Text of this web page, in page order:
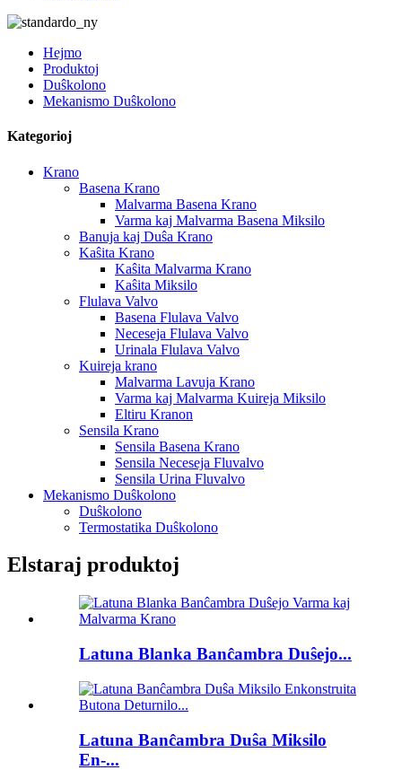
Hejmo
Produktoj
Duŝkolono
Mekanismo Duŝkolono
Kategorioj
Krano
Basena Krano
Malvarma Basena Krano
Varma kaj Malvarma Basena Miksilo
Banuja kaj Duŝa Krano
Kaŝita Krano
Kaŝita Malvarma Krano
Kaŝita Miksilo
Flulava Valvo
Basena Flulava Valvo
Neceseja Flulava Valvo
Urinala Flulava Valvo
Kuireja krano
Malvarma Lavuja Krano
Varma kaj Malvarma Kuireja Miksilo
Eltiru Kranon
Sensila Krano
Sensila Basena Krano
Sensila Neceseja Fluvalvo
Sensila Urina Fluvalvo
Mekanismo Duŝkolono
Duŝkolono
Termostatika Duŝkolono
Elstaraj produktoj
Latuna Blanka Banĉambra Duŝejo...
Latuna Banĉambra Duŝa Miksilo
En-...